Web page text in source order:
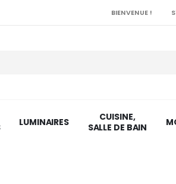
BIENVENUE !
LUMINAIRES
CUISINE,
SALLE DE BAIN